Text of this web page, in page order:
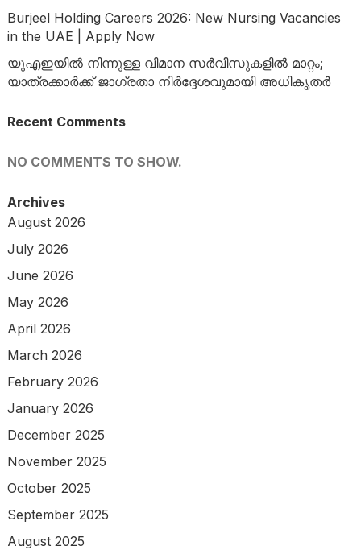
Burjeel Holding Careers 2026: New Nursing Vacancies
in the UAE | Apply Now
യുഎഇയിൽ നിന്നുള്ള വിമാന സർവീസുകളിൽ മാറ്റം;
യാത്രക്കാർക്ക് ജാഗ്രതാ നിർദ്ദേശവുമായി അധികൃതർ
Recent Comments
NO COMMENTS TO SHOW.
Archives
August 2026
July 2026
June 2026
May 2026
April 2026
March 2026
February 2026
January 2026
December 2025
November 2025
October 2025
September 2025
August 2025